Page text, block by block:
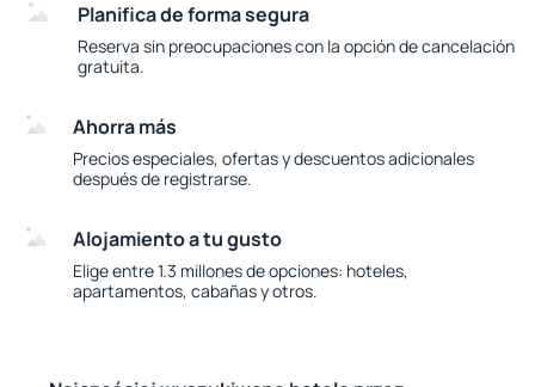
Planifica de forma segura
Reserva sin preocupaciones con la opción de cancelación
gratuita.
Ahorra más
Precios especiales, ofertas y descuentos adicionales
después de registrarse.
Alojamiento a tu gusto
Elige entre 1.3 millones de opciones: hoteles,
apartamentos, cabañas y otros.